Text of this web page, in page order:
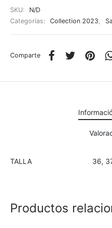
SKU:
N/D
Categorías:
Collection 2023,
Comparte
TALLA 36,
Productos